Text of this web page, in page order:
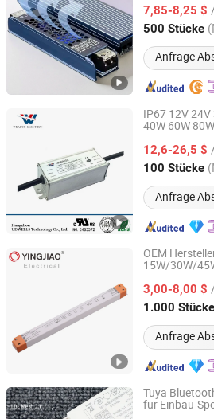
7,85-8,25 $
500 Stücke
Anfrage
Zhejiang, China Seit
IP67 12V 24V
40W 60W
für Solarlicht
12,6-26,5 $
100 Stücke
Anfrage
Hangzhou Udwells Technology Co.,
Zhejiang, China Seit
OEM
15W/30W/
Treiber
3,00-8,00 $
1.000 Stücke
Anfrage
Ninghai Yingjiao Electrical Co., Ltd.
Zhejiang, China Seit
Tuya
für Einbau-
Zhongshan Zhishuo Intelligent